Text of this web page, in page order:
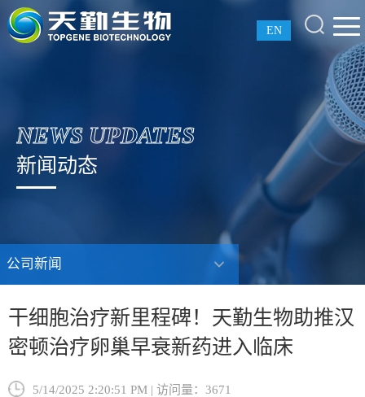
EN
NEWS UPDATES
新闻动态
公司新闻
干细胞治疗新里程碑！天勤生物助推汉
密顿治疗卵巢早衰新药进入临床
5/14/2025 2:20:51 PM | 访问量：3671